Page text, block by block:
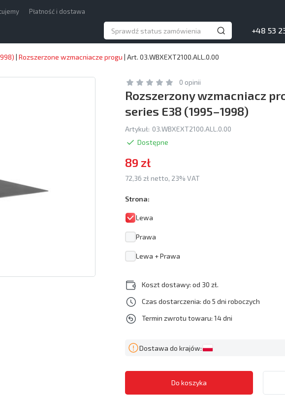
Płatność i dostawa
+48 53
| Rozszerzone wzmacniacze progu | Art. 03.WBXEXT2100.ALL.0.00
0 opinii
Rozszerzony wzmacniacz
series E38 (1995–1998)
Artykuł: 03.WBXEXT2100.ALL.0.00
Dostępne
89 zł
72,36 zł netto, 23% VAT
Strona:
Lewa
Prawa
Lewa + Prawa
Koszt dostawy: od 30 zł.
Czas dostarczenia: do 5 dni roboczych
Termin zwrotu towaru: 14 dni
Dostawa do krajów: